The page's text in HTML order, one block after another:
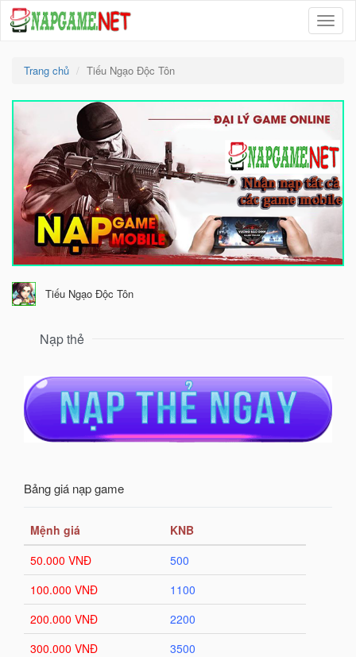
Menu
Trang chủ Tiếu Ngạo Độc Tôn
Tiếu Ngạo Độc Tôn
Nạp thẻ
Bảng giá nạp game
Mệnh giá
KNB
50.000 VNĐ
500
100.000 VNĐ
1100
200.000 VNĐ
2200
300.000 VNĐ
3500